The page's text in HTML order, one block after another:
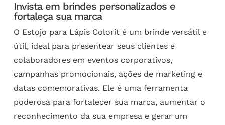
Invista em brindes personalizados e
fortaleça sua marca
O Estojo para Lápis Colorit é um brinde versátil e
útil, ideal para presentear seus clientes e
colaboradores em eventos corporativos,
campanhas promocionais, ações de marketing e
datas comemorativas. Ele é uma ferramenta
poderosa para fortalecer sua marca, aumentar o
reconhecimento da sua empresa e gerar um